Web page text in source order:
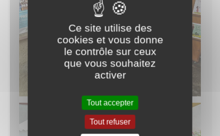
Ce site utilise des
cookies et vous donne
le contrôle sur ceux
que vous souhaitez
activer
Tout accepter
Tout refuser